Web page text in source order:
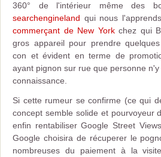
360° de l'intérieur même des
searchengineland qui nous
commerçant de New Yorkchez qui
gros appareil pour prendre
con et évident en terme de
ayant pignon sur rue que personne
connaissance.
Si cette rumeur se confirme (ce qui
concept semble solide et pourvoyeur
enfin rentabiliser Google Street
Google choisira de récuperer le
nombreuses du paiement à la